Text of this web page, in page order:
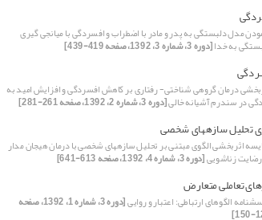
مدل دلبستگی به پدر و مادر با اضطراب و افسردگی با میانجی گیری
به خدا[دوره 3، شماره 3، 1392، صفحه 419-439]
درمان گروهی شناختی- رفتاری بر کاهش افسردگی و افزایش امید به
در سندرم آشیانه خالی[دوره 3، شماره 2، 1392، صفحه 261-281]
تحلیل سازه‏های شخصی
اثربخشی الگوی مبتنی بر تحلیل سازه‏های شخصی با درمان هیجان مدار
زناشویی[دوره 3، شماره 4، 1392، صفحه 613-641]
تعاملی متعارض
الگوهای ارتباطی: اعتبار و روایی [دوره 3، شماره 1، 1392، صفحه